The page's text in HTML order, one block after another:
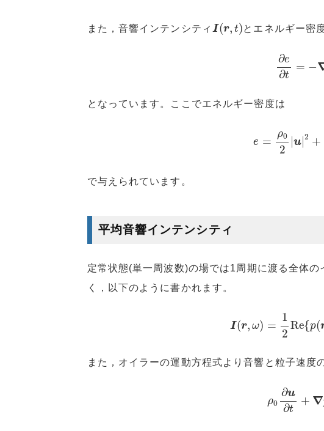
また，音響インテンシティ I(r, t)
I(r, とエネルギー密
∂e
∂t
= −
となっています。ここでエネルギー密度は
e =
ρ0
2
u| 2 +
02
で与えられています。
平均音響インテンシティ
定常状態(単一周波数)の場では1周期に渡る全体
く，以下のように書かれます。
I(r, ω) =
1
2
Re{p(
2
また，オイラーの運動方程式より音響と粒子速度
ρ0
∂u
∂t
+ ∇
)ρ